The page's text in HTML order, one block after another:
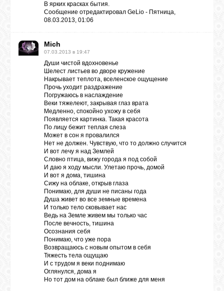
В ярких красках бытия.
Сообщение отредактировал GeLio - Пятница,
08.03.2013, 01:06
Mich
07.03.2013 в 19:47
Души чистой вдохновенье
Шелест листьев во дворе кружение
Накрывает теплота, вселенское ощущение
Прочь уходит раздражение
Погружаюсь в наслаждение
Веки тяжелеют, закрывая глаз врата
Медленно, спокойно ухожу в себя
Появляется картинка. Такая красота
По лицу бежит теплая слеза
Может в сон я провалился
Нет не должен. Чувствую, что то должно случится
И вот лечу я над Землей
Словно птица, вижу города я под собой
И даю я ходу мысли. Улетаю прочь, домой
И вот я дома, тишина
Сижу на облаке, открыв глаза
Понимаю, для души не писаны года
Душа живет во все земные времена
И только тело сковывает нас
Ведь на Земле живем мы только час
После вечность, тишина
Осознания себя
Понимаю, что уже пора
Возвращаюсь с новым опытом в себя
Тяжесть тела ощущаю
И с трудом я веки поднимаю
Оглянулся, дома я
Но тот дом на облаке был ближе для меня